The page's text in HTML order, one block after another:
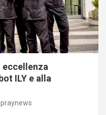
eccellenza
ILY e alla